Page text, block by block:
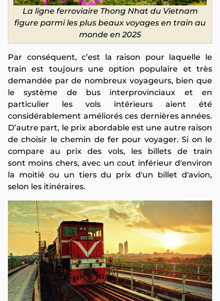
La ligne ferroviaire Thong Nhat du Vietnam
figure parmi les plus beaux voyages en train au
monde en 2025
Par conséquent, c’est la raison pour laquelle le
train est toujours une option populaire et très
demandée par de nombreux voyageurs, bien que
le système de bus interprovinciaux et en
particulier les vols intérieurs aient été
considérablement améliorés ces dernières années.
D’autre part, le prix abordable est une autre raison
de choisir le chemin de fer pour voyager. Si on le
compare au prix des vols, les billets de train
sont moins chers, avec un cout inférieur d'environ
la moitié ou un tiers du prix d'un billet d'avion,
selon les itinéraires.